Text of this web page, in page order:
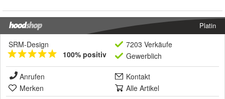
Platin
SRM-Design
100% positiv
7203 Verkäufe
Gewerblich
Anrufen
Kontakt
Merken
Alle Artikel